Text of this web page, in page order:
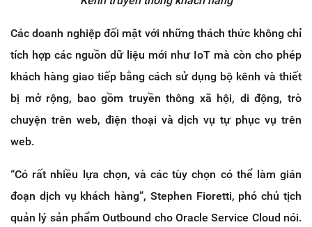
Các doanh nghiệp đối mặt với những thách thức không chỉ
tích hợp các nguồn dữ liệu mới như IoT mà còn cho phép
khách hàng giao tiếp bằng cách sử dụng bộ kênh và thiết
bị mở rộng, bao gồm truyền thông xã hội, di động, trò
chuyện trên web, điện thoại và dịch vụ tự phục vụ trên
web.
“Có rất nhiều lựa chọn, và các tùy chọn có thể làm gián
đoạn dịch vụ khách hàng”, Stephen Fioretti, phó chủ tịch
quản lý sản phẩm Outbound cho Oracle Service Cloud nói.